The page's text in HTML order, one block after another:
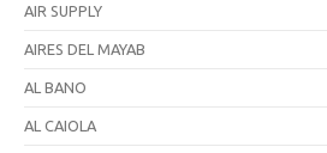
AIR SUPPLY
AIRES DEL MAYAB
AL BANO
AL CAIOLA